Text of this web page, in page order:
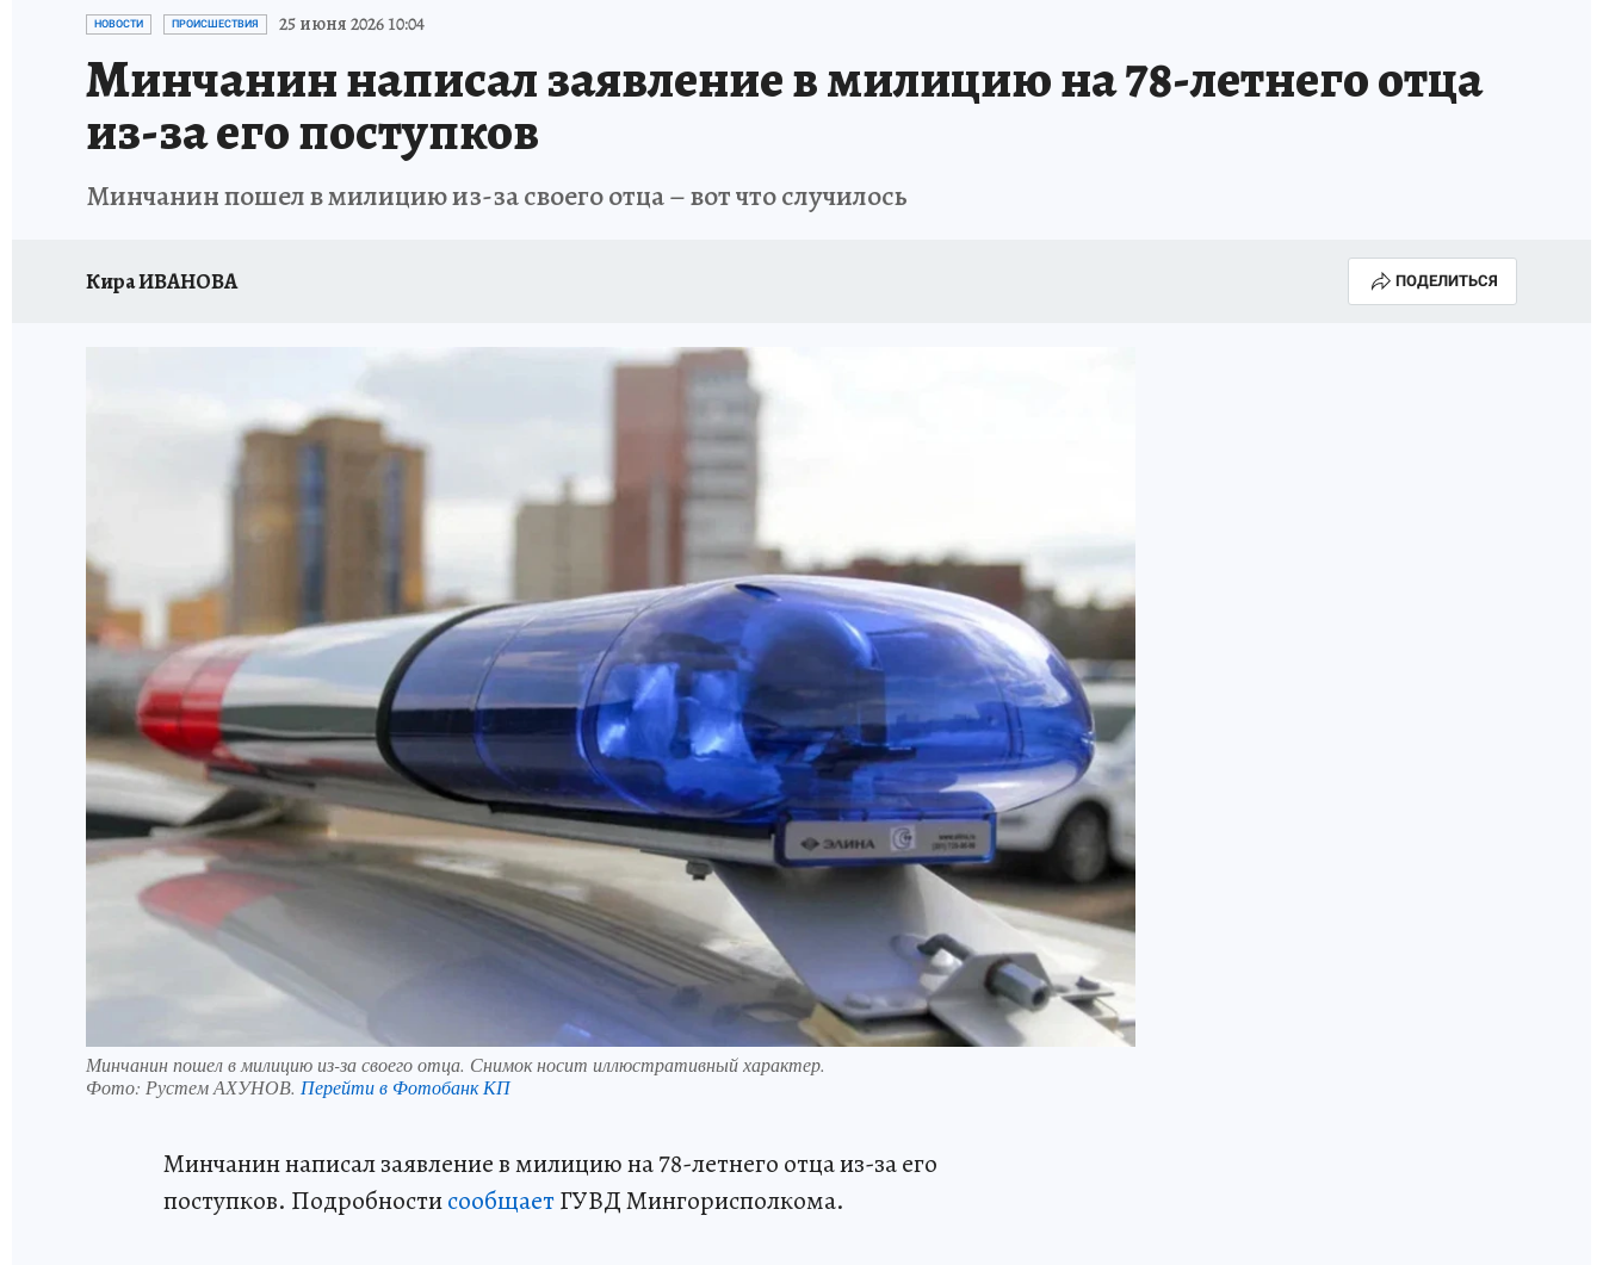
НОВОСТИ ПРОИСШЕСТВИЯ 25 июня 2026 10:04
Минчанин написал заявление в милицию на 78-летнего отца
из-за его поступков
Минчанин пошел в милицию из-за своего отца – вот что случилось
Кира ИВАНОВА ПОДЕЛИТЬСЯ
Минчанин пошел в милицию из-за своего отца. Снимок носит иллюстративный характер.
Фото: Рустем АХУНОВ. Перейти в Фотобанк КП
Минчанин написал заявление в милицию на 78-летнего отца из-за его
поступков. ПодробностисообщаетГУВД Мингорисполкома.